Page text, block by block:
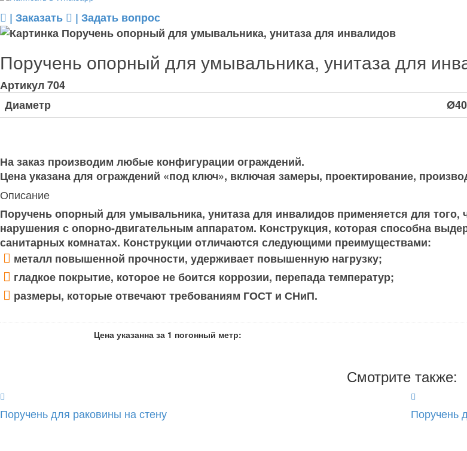
| Заказать | Задать вопрос
Поручень опорный для умывальника, унитаза для
Артикул704
Диаметр
На заказ производим любые конфигурации ограждений.
Цена указана для ограждений «под ключ», включая замеры, проектирование,
Описание
Поручень опорный для умывальника, унитаза для инвалидов применяется для
нарушения с опорно-двигательным аппаратом. Конструкция, которая способна
санитарных комнатах. Конструкции отличаются следующими преимуществами:
металл повышенной прочности, удерживает повышенную нагрузку;
гладкое покрытие, которое не боится коррозии, перепада температур;
размеры, которые отвечают требованиям ГОСТ и СНиП.
Цена указанна за 1 погонный метр:
Смотрите также:
Поручень для раковины на стену Поручень